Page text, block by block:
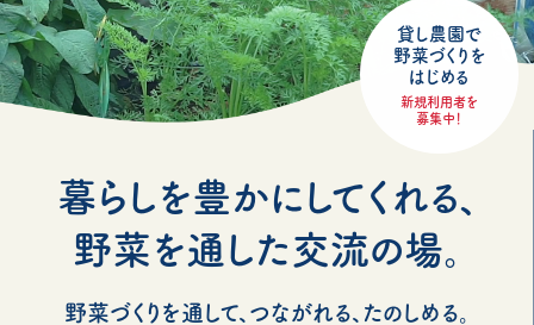
貸し農園で
野菜づくりを
はじめる
新規利用者を
募集中！
暮らしを豊かにしてくれる、
野菜を通した交流の場。
野菜づくりを通して、つながれる、たのしめる。